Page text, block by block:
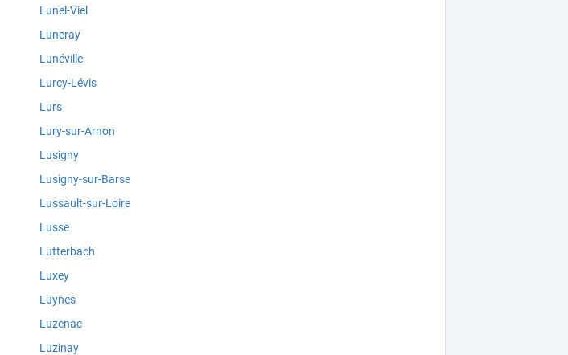
Lunel-Viel
Luneray
Lunéville
Lurcy-Lévis
Lurs
Lury-sur-Arnon
Lusigny
Lusigny-sur-Barse
Lussault-sur-Loire
Lusse
Lutterbach
Luxey
Luynes
Luzenac
Luzinay